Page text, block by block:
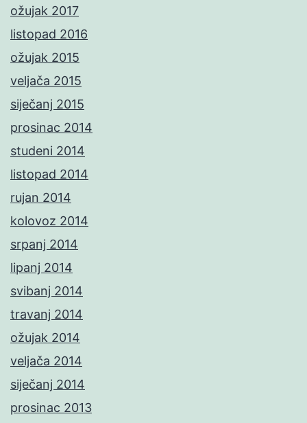
ožujak 2017
listopad 2016
ožujak 2015
veljača 2015
siječanj 2015
prosinac 2014
studeni 2014
listopad 2014
rujan 2014
kolovoz 2014
srpanj 2014
lipanj 2014
svibanj 2014
travanj 2014
ožujak 2014
veljača 2014
siječanj 2014
prosinac 2013